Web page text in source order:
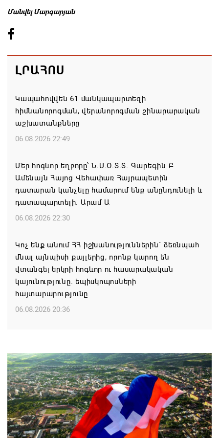
Մանվել Մարգարյան
ԼՐԱՀՈՍ
Կապահովվեն 61 մանկապարտեզի
հիմնանորոգման, վերանորոգման շինարարական
աշխատանքները
06.08.2026 22:49
Մեր հոգևոր եղբորը՝ Ն.Ս.Օ.Տ.Տ. Գարեգին Բ
Ամենայն Հայոց Վեհափառ Հայրապետին
դատարան կանչելը համարում ենք անընդունելի և
դատապարտելի. Արամ Ա
06.08.2026 22:30
Կոչ ենք անում ՀՀ իշխանություններին` ձեռնպահ
մնալ այնպիսի քայլերից, որոնք կարող են
վտանգել երկրի հոգևոր ու հասարակական
կայունությունը. եպիսկոպոսների
հայտարարությունը
06.08.2026 20:36
այցելելուց․ Մատվիենկո
06.08.2026 20:30
ՌԴ–ն ՀՀ–ից երկաթուղու կոնցեսիոն
կառավարման մասին պաշտոնական դիմում չի
ստացել. Օվերչուկ